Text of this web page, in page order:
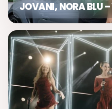
JOVANI, NORA BLU